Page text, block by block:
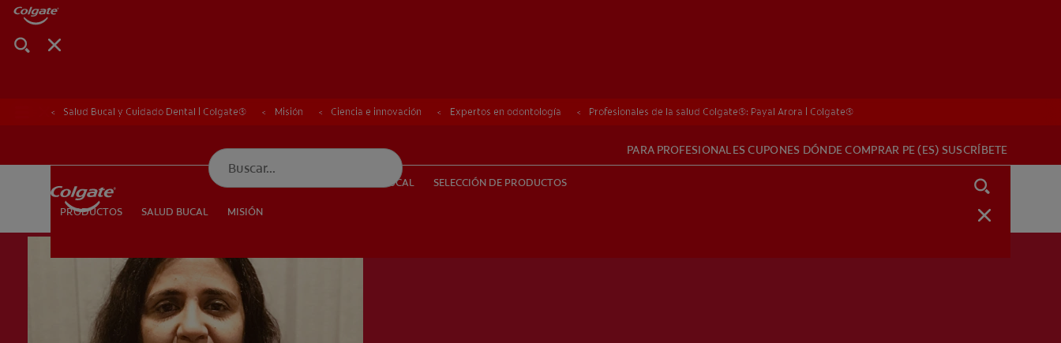
PRODUCTOS
CHEQUEO DE SALUD BUCAL
PARA PROFESIONALES CUPONES DÓNDE COMPRAR
PARA PROFESIONALESCUPONES DÓNDE COMPRAR PE (ES) SUSCRÍBETE
PRODUCTOS SALUD BUCAL MISIÓN
CHEQUEO DE SALUD BUCAL SELECCIÓN DE PRODUCTOS
Salud Bucal y Cuidado Dental | Colgate® Misión Ciencia e innovación Expertos en odontología Profesionales de la salud Colgate®: Payal Arora | Colgate®